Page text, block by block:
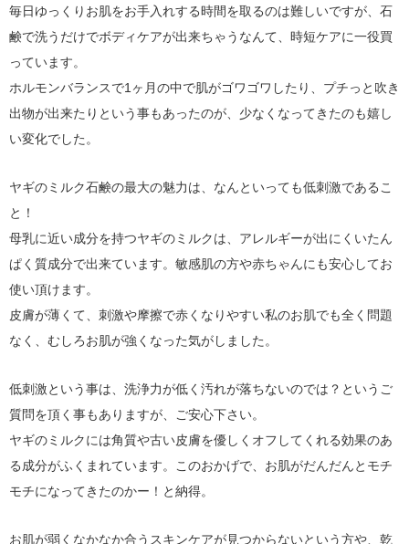
毎日ゆっくりお肌をお手入れする時間を取るのは難しいですが、石
鹸で洗うだけでボディケアが出来ちゃうなんて、時短ケアに一役買
っています。
ホルモンバランスで1ヶ月の中で肌がゴワゴワしたり、プチっと吹き
出物が出来たりという事もあったのが、少なくなってきたのも嬉し
い変化でした。
ヤギのミルク石鹸の最大の魅力は、なんといっても低刺激であるこ
と！
母乳に近い成分を持つヤギのミルクは、アレルギーが出にくいたん
ぱく質成分で出来ています。敏感肌の方や赤ちゃんにも安心してお
使い頂けます。
皮膚が薄くて、刺激や摩擦で赤くなりやすい私のお肌でも全く問題
なく、むしろお肌が強くなった気がしました。
低刺激という事は、洗浄力が低く汚れが落ちないのでは？というご
質問を頂く事もありますが、ご安心下さい。
ヤギのミルクには角質や古い皮膚を優しくオフしてくれる効果のあ
る成分がふくまれています。このおかげで、お肌がだんだんとモチ
モチになってきたのかー！と納得。
お肌が弱くなかなか合うスキンケアが見つからないという方や、乾